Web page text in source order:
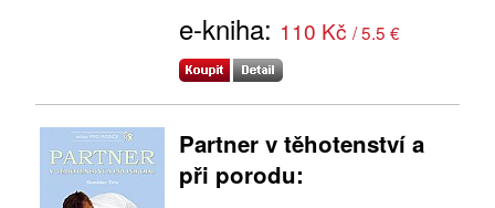
e-kniha: 110 Kč / 5.5 €
Partner v těhotenství a
při porodu: